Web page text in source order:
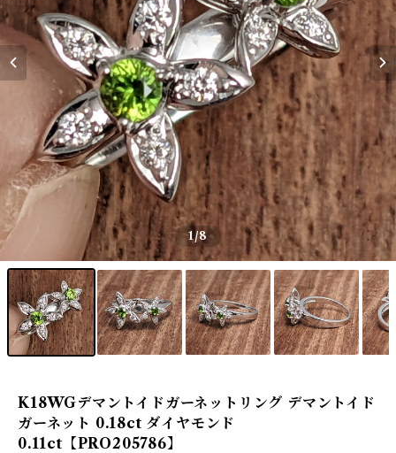
1/8
K18WGデマントイドガーネットリング デマントイド
ガーネット 0.18ct ダイヤモンド
0.11ct【PRO205786】